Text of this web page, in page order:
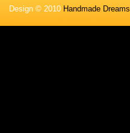
Design © 2010 Handmade Dreams